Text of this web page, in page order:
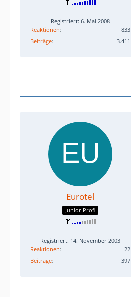
Registriert: 6. Mai 2008
Reaktionen
833
Beiträge
3.411
Eurotel
Junior Profi
Registriert: 14. November 2003
Reaktionen
22
Beiträge
397